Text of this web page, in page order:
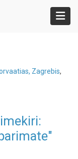
Zagrebis,